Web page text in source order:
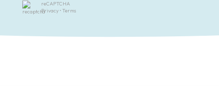
reCAPTCHA
Privacy• Terms